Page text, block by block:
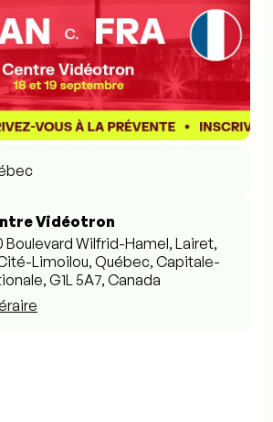
Vidéotron
Boulevard Wilfrid-Hamel, Lairet,
Limoilou, Québec, Capitale-
G1L 5A7, Canada